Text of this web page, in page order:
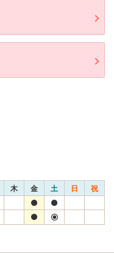
木 金 土 日 祝